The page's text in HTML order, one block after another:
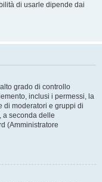
di usarle dipende dai
grado di controllo
inclusi i permessi, la
di moderatori e gruppi di
a seconda delle
(Amministratore